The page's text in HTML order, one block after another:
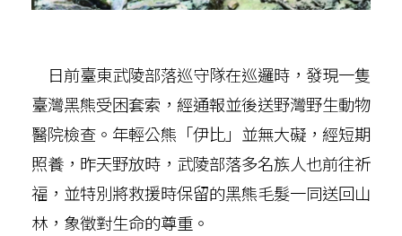
日前臺東武陵部落巡守隊在巡邏時，發現一隻
臺灣黑熊受困套索，經通報並後送野灣野生動物
醫院檢查。年輕公熊「伊比」並無大礙，經短期
照養，昨天野放時，武陵部落多名族人也前往祈
福，並特別將救援時保留的黑熊毛髮一同送回山
林，象徵對生命的尊重。